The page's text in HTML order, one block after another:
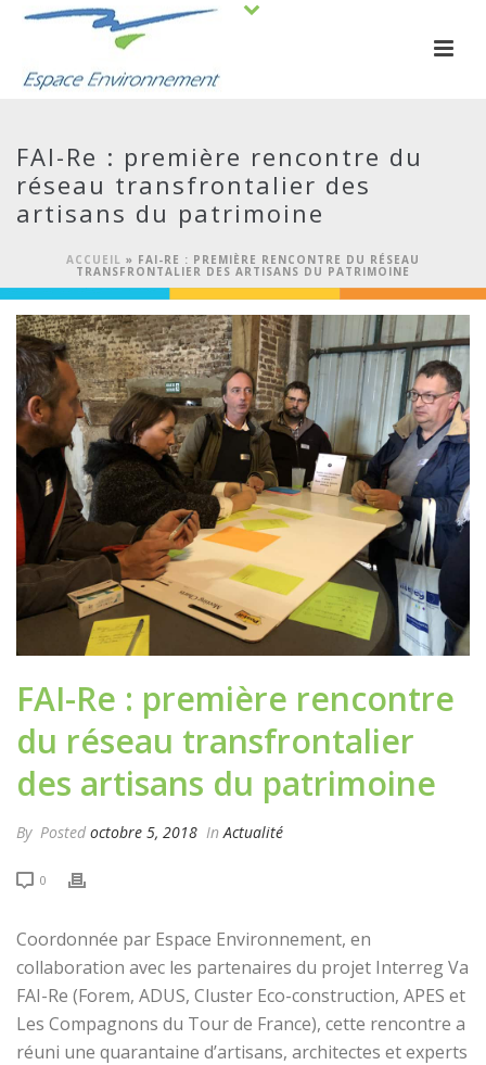
FAI-Re : première rencontre du
réseau transfrontalier des
artisans du patrimoine
ACCUEIL » FAI-RE : PREMIÈRE RENCONTRE DU RÉSEAU
TRANSFRONTALIER DES ARTISANS DU PATRIMOINE
FAI-Re : première rencontre
du réseau transfrontalier
des artisans du patrimoine
By Posted octobre 5, 2018 In Actualité
0
Coordonnée par Espace Environnement, en
collaboration avec les partenaires du projet Interreg Va
FAI-Re (Forem, ADUS, Cluster Eco-construction, APES et
Les Compagnons du Tour de France), cette rencontre a
réuni une quarantaine d’artisans, architectes et experts